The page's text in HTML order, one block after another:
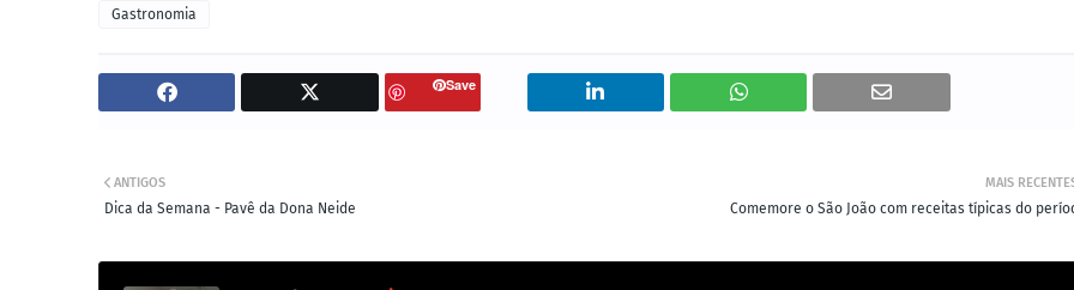
Gastronomia
Save
MAIS
Comemore o São João com receitas típicas do
ANTIGOS
Dica da Semana - Pavê da Dona Neide